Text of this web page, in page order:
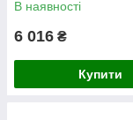
В наявності
6 016 ₴
Купити